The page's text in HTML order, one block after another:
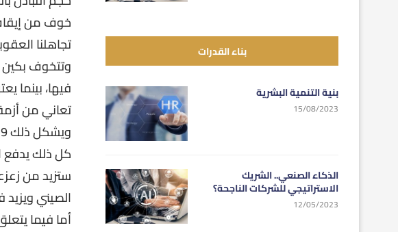
خوف من
تجاهلنا
وتتخوف
فيها، بينما
ويشكل ذلك 29% من حجم الإنتاج المحلي.
كل ذلك يدفع
ستزيد من
الصيني ويزيد
أما فيما
بناء القدرات
بنية التنمية البشرية
15/08/2023
الذكاء الصنعي.. الشريك
الاستراتيجي للشركات الناجحة؟
12/05/2023